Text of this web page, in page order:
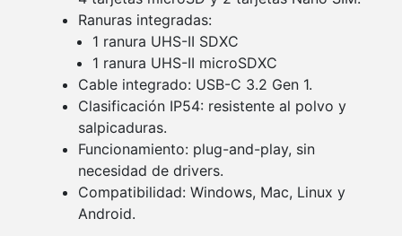
Ranuras integradas:
1 ranura UHS-II SDXC
1 ranura UHS-II microSDXC
Cable integrado: USB-C 3.2 Gen 1.
Clasificación IP54: resistente al polvo y
salpicaduras.
Funcionamiento: plug-and-play, sin
necesidad de drivers.
Compatibilidad: Windows, Mac, Linux y
Android.